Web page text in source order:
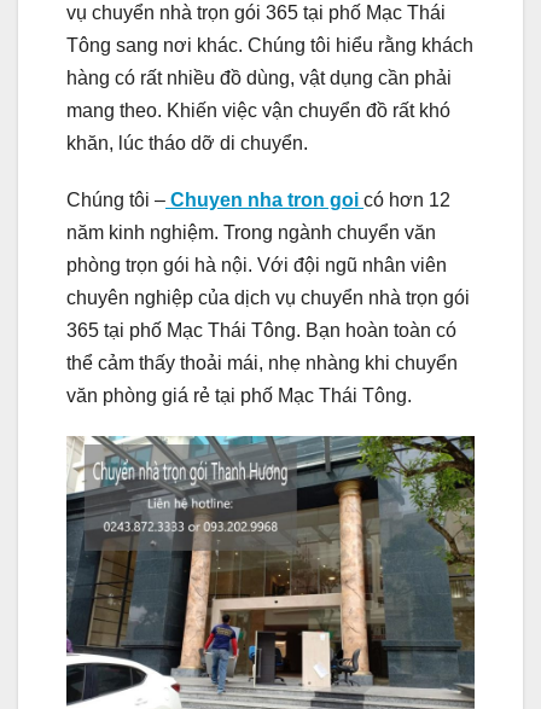
vụ chuyển nhà trọn gói 365 tại phố Mạc Thái
Tông sang nơi khác. Chúng tôi hiểu rằng khách
hàng có rất nhiều đồ dùng, vật dụng cần phải
mang theo. Khiến việc vận chuyển đồ rất khó
khăn, lúc tháo dỡ di chuyển.
Chúng tôi – Chuyen nha tron goi có hơn 12
năm kinh nghiệm. Trong ngành chuyển văn
phòng trọn gói hà nội. Với đội ngũ nhân viên
chuyên nghiệp của dịch vụ chuyển nhà trọn gói
365 tại phố Mạc Thái Tông. Bạn hoàn toàn có
thể cảm thấy thoải mái, nhẹ nhàng khi chuyển
văn phòng giá rẻ tại phố Mạc Thái Tông.